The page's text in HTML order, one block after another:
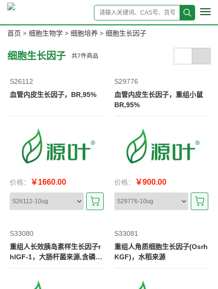
首页 > 细胞生物学 > 细胞培养 > 细胞生长因子
细胞生长因子 共7件商品
S26112
血管内皮生长因子，BR,95%
价格： ￥1660.00
S29776
血管内皮生长因子，重组小鼠
BR,95%
价格： ￥900.00
S33080
重组人长效胰岛素样生长因子r
hIGF-1，大肠杆菌来源,含磷酸
盐
S33081
重组人角质细胞生长因子(Osrh
KGF)，水稻来源